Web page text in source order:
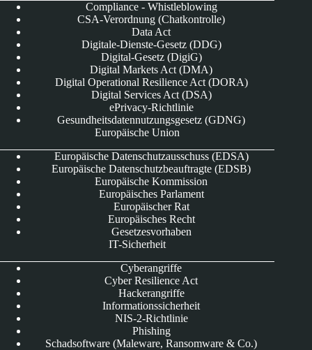
Compliance - Whistleblowing
CSA-Verordnung (Chatkontrolle)
Data Act
Digitale-Dienste-Gesetz (DDG)
Digital-Gesetz (DigiG)
Digital Markets Act (DMA)
Digital Operational Resilience Act (DORA)
Digital Services Act (DSA)
ePrivacy-Richtlinie
Gesundheitsdatennutzungsgesetz (GDNG)
Europäische Union
Europäische Datenschutzausschuss (EDSA)
Europäische Datenschutzbeauftragte (EDSB)
Europäische Kommission
Europäisches Parlament
Europäischer Rat
Europäisches Recht
Gesetzesvorhaben
IT-Sicherheit
Cyberangriffe
Cyber Resilience Act
Hackerangriffe
Informationssicherheit
NIS-2-Richtlinie
Phishing
Schadsoftware (Maleware, Ransomware & Co.)